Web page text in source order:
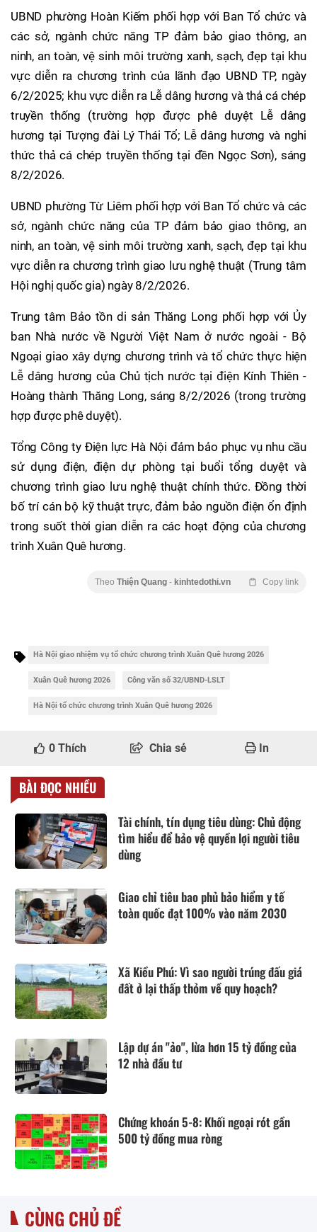
UBND phường Hoàn Kiếm phối hợp với Ban Tổ chức và
các sở, ngành chức năng TP đảm bảo giao thông, an
ninh, an toàn, vệ sinh môi trường xanh, sạch, đẹp tại khu
vực diễn ra chương trình của lãnh đạo UBND TP, ngày
6/2/2025; khu vực diễn ra Lễ dâng hương và thả cá chép
truyền thống (trường hợp được phê duyệt Lễ dâng
hương tại Tượng đài Lý Thái Tổ; Lễ dâng hương và nghi
thức thả cá chép truyền thống tại đền Ngọc Sơn), sáng
8/2/2026.
UBND phường Từ Liêm phối hợp với Ban Tổ chức và các
sở, ngành chức năng của TP đảm bảo giao thông, an
ninh, an toàn, vệ sinh môi trường xanh, sạch, đẹp tại khu
vực diễn ra chương trình giao lưu nghệ thuật (Trung tâm
Hội nghị quốc gia) ngày 8/2/2026.
Trung tâm Bảo tồn di sản Thăng Long phối hợp với Ủy
ban Nhà nước về Người Việt Nam ở nước ngoài - Bộ
Ngoại giao xây dựng chương trình và tổ chức thực hiện
Lễ dâng hương của Chủ tịch nước tại điện Kính Thiên -
Hoàng thành Thăng Long, sáng 8/2/2026 (trong trường
hợp được phê duyệt).
Tổng Công ty Điện lực Hà Nội đảm bảo phục vụ nhu cầu
sử dụng điện, điện dự phòng tại buổi tổng duyệt và
chương trình giao lưu nghệ thuật chính thức. Đồng thời
bố trí cán bộ kỹ thuật trực, đảm bảo nguồn điện ổn định
trong suốt thời gian diễn ra các hoạt động của chương
trình Xuân Quê hương.
Theo Thiện Quang - kinhtedothi.vn Copy link
Hà Nội giao nhiệm vụ tổ chức chương trình Xuân Quê hương 2026
Xuân Quê hương 2026 Công văn số 32/UBND-LSLT
Hà Nội tổ chức chương trình Xuân Quê hương 2026
0 Thích Chia sẻ In
BÀI ĐỌC NHIỀU
Tài chính, tín dụng tiêu dùng: Chủ động
tìm hiểu để bảo vệ quyền lợi người tiêu
dùng
Giao chỉ tiêu bao phủ bảo hiểm y tế
toàn quốc đạt 100% vào năm 2030
Xã Kiều Phú: Vì sao người trúng đấu giá
đất ở lại thấp thỏm về quy hoạch?
Lập dự án "ảo", lừa hơn 15 tỷ đồng của
12 nhà đầu tư
Chứng khoán 5-8: Khối ngoại rót gần
500 tỷ đồng mua ròng
CÙNG CHỦ ĐỀ